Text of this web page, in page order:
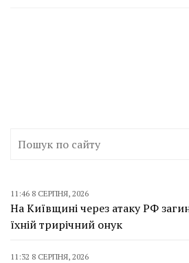
11:46 8 СЕРПНЯ, 2026
На Київщині через атаку РФ
їхній трирічний онук
11:32 8 СЕРПНЯ, 2026